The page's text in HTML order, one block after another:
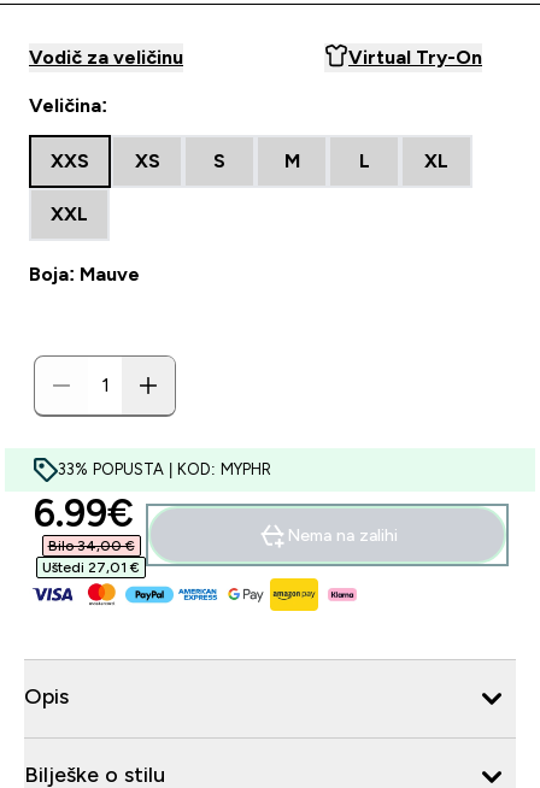
Vodič za veličinu Virtual Try-On
Veličina:
XXS XS S M L XL
XXL
Boja: Mauve
33% POPUSTA | KOD: MYPHR
discounted price
6.99€‎
Bilo 34,00 €‎
Uštedi 27,01 €‎
Nema na zalihi
Opis
Bilješke o stilu